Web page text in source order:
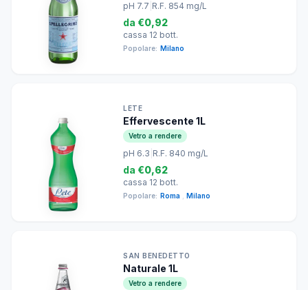
pH 7.7 R.F. 854 mg/L
da €0,92
cassa 12 bott.
Popolare: Milano
LETE
Effervescente 1L
Vetro a rendere
pH 6.3 R.F. 840 mg/L
da €0,62
cassa 12 bott.
Popolare: Roma Milano
SAN BENEDETTO
Naturale 1L
Vetro a rendere